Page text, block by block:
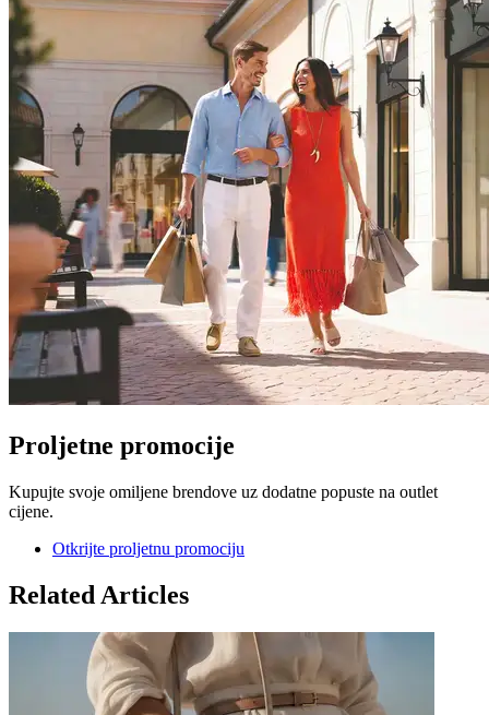
Proljetne promocije
Kupujte svoje omiljene brendove uz dodatne popuste na outlet
cijene.
Otkrijte proljetnu promociju
Related Articles